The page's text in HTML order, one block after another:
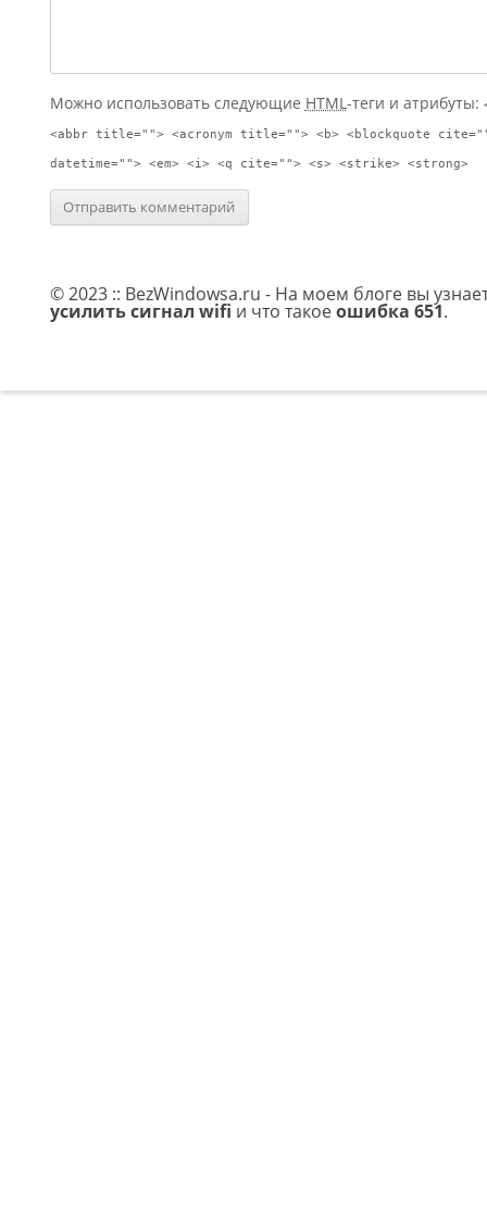
Можно использовать следующие HTML-теги и атрибуты:
<abbr title=""> <acronym title=""> <b> <blockquote
datetime=""> <em> <i> <q cite=""> <s> <strike> <strong>
© 2023 :: BezWindowsa.ru - На моем блоге вы
усилить сигнал wifi и что такоеошибка 651.